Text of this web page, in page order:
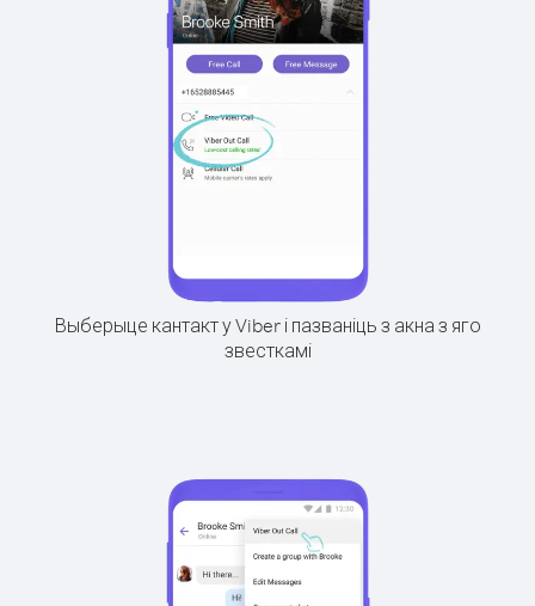
Выберыце кантакт у Viber і пазваніць з акна з яго
звесткамі